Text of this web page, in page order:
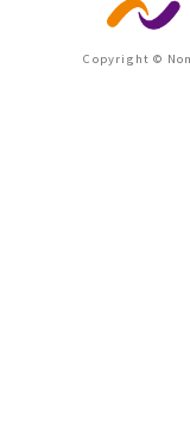
Copyright ©